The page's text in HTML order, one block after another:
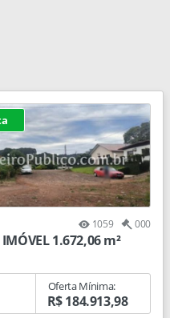
1059 000
IMÓVEL 1.672,06 m²
Oferta Mínima:
R$ 184.913,98